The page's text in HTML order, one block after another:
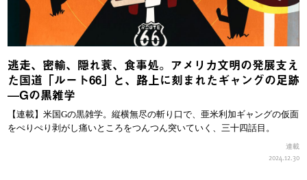
逃走、密輸、隠れ蓑、食事処。アメリカ文明の発展支え
た国道「ルート66」と、路上に刻まれたギャングの足跡
—Gの黒雑学
【連載】米国Gの黒雑学。縦横無尽の斬り口で、亜米利加ギャングの仮面
をぺりぺり剥がし痛いところをつんつん突いていく、三十四話目。
連載
2024.12.30